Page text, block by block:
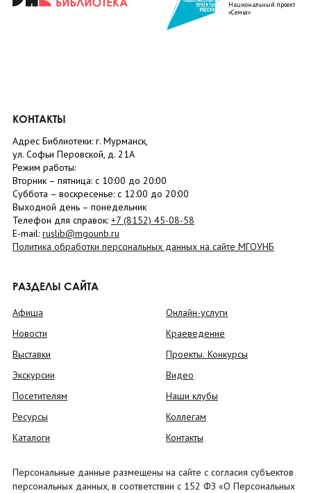
Национальный проект
«Семья»
КОНТАКТЫ
Адрес Библиотеки: г. Мурманск,
ул. Софьи Перовской, д. 21А
Режим работы:
Вторник – пятница: с 10:00 до 20:00
Суббота – воскресенье: c 12:00 до 20:00
Выходной день – понедельник
Телефон для справок: +7 (8152) 45-08-58
E-mail: ruslib@mgounb.ru
Политика обработки персональных данных на сайте МГОУНБ
РАЗДЕЛЫ САЙТА
Афиша
Новости
Выставки
Экскурсии
Посетителям
Ресурсы
Каталоги
Онлайн-услуги
Краеведение
Проекты. Конкурсы
Видео
Наши клубы
Коллегам
Контакты
Персональные данные размещены на сайте с согласия субъектов
персональных данных, в соответствии с 152 ФЗ «О Персональных